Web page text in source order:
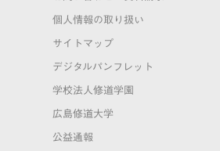
個人情報の取り扱い
サイトマップ
デジタルパンフレット
学校法人修道学園
広島修道大学
公益通報